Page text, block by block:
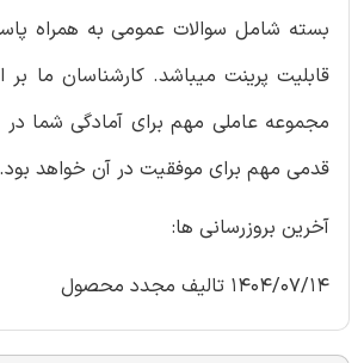
بسته شامل سوالات عمومی به همراه
قابلیت پرینت میباشد. کارشناسان ما بر
مجموعه عاملی مهم برای آمادگی شما در
قدمی مهم برای موفقیت در آن خواهد بود.
آخرین بروزرسانی ها:
1404/07/14 تالیف مجدد محصول